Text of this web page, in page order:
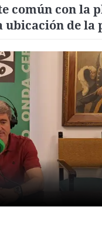
común con la
ubicación de la